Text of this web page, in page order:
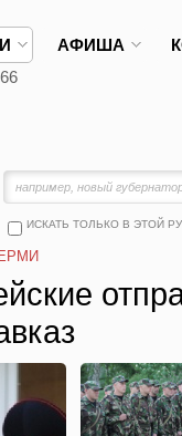
АФИША
ИСКАТЬ ТОЛЬКО В ЭТОЙ